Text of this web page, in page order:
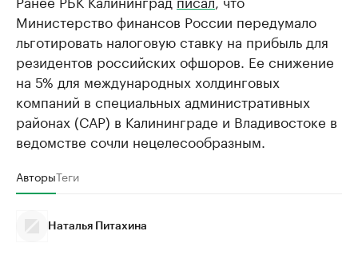
Министерство финансов России передумало
льготировать налоговую ставку на прибыль для
резидентов российских офшоров. Ее снижение
на 5% для международных холдинговых
компаний в специальных административных
районах (САР) в Калининграде и Владивостоке в
ведомстве сочли нецелесообразным.
АвторыТеги
Наталья Питахина